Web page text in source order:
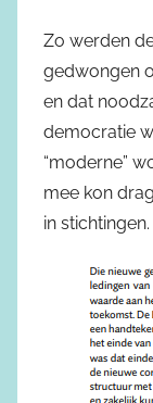
Zo werden
gedwongen
en dat
democratie
“moderne”
mee kon
in stichtingen.